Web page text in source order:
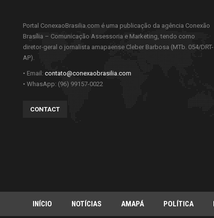
Portal ConexaoBrasilia.com é uma publicação da agência Conexão
Brasília – Comunicação Assessoria e Marketing, tendo como
diretor-geral o jornalista amapaense Cleber Barbosa (MTb. 054/DRT-
AP).
• Email: contato@conexaobrasilia.com
• WhasApp: (96) 99157-0022
CONTACT
INÍCIO NOTÍCIAS AMAPÁ POLÍTICA